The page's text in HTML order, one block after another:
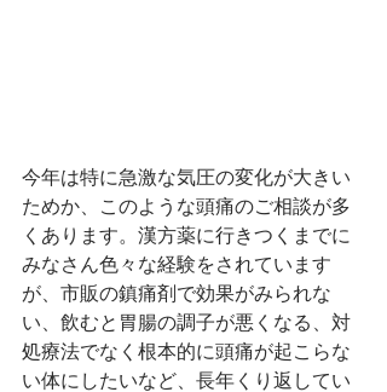
今年は特に急激な気圧の変化が大きい
ためか、このような頭痛のご相談が多
くあります。漢方薬に行きつくまでに
みなさん色々な経験をされています
が、市販の鎮痛剤で効果がみられな
い、飲むと胃腸の調子が悪くなる、対
処療法でなく根本的に頭痛が起こらな
い体にしたいなど、長年くり返してい